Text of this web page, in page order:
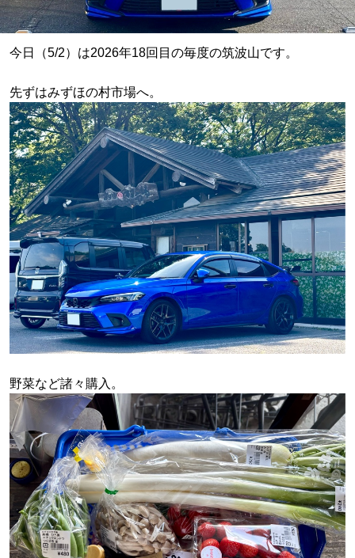
今日（5/2）は2026年18回目の毎度の筑波山です。
先ずはみずほの村市場へ。
野菜など諸々購入。